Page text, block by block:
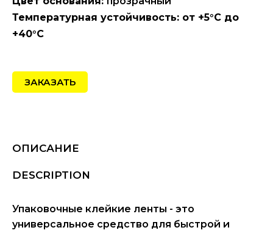
Температурная устойчивость: от +5°C до
+40°C
ЗАКАЗАТЬ
ОПИСАНИЕ
DESCRIPTION
Упаковочные клейкие ленты - это
универсальное средство для быстрой и